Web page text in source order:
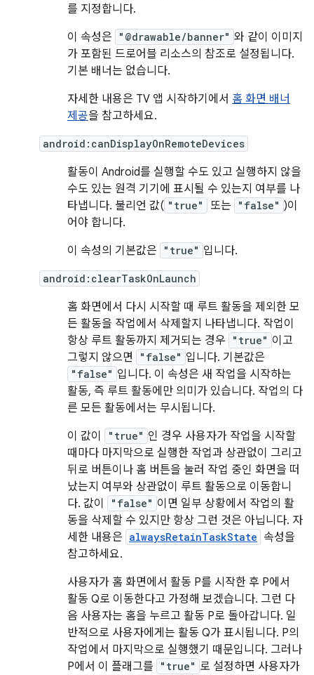
를 지정합니다.
이 속성은
"@drawable/banner" 와 같이 이미지
가 포함된 드로어블 리소스의 참조로 설정됩니다.
기본 배너는 없습니다.
자세한 내용은 TV 앱 시작하기에서 홈 화면 배너
제공을 참고하세요.
android:canDisplayOnRemoteDevices
활동이 Android를 실행할 수도 있고 실행하지 않을
수도 있는 원격 기기에 표시될 수 있는지 여부를 나
타냅니다. 불리언 값( "true" 또는 "false" )이
어야 합니다.
이 속성의 기본값은
"true" 입니다.
android:clearTaskOnLaunch
홈 화면에서 다시 시작할 때 루트 활동을 제외한 모
든 활동을 작업에서 삭제할지 나타냅니다. 작업이
항상 루트 활동까지 제거되는 경우
"true" 이고
그렇지 않으면
"false" 입니다. 기본값은
"false" 입니다. 이 속성은 새 작업을 시작하는
활동, 즉 루트 활동에만 의미가 있습니다. 작업의 다
른 모든 활동에서는 무시됩니다.
이 값이
"true" 인 경우 사용자가 작업을 시작할
때마다 마지막으로 실행한 작업과 상관없이 그리고
뒤로 버튼이나 홈 버튼을 눌러 작업 중인 화면을 떠
났는지 여부와 상관없이 루트 활동으로 이동합니
다. 값이
"false" 이면 일부 상황에서 작업의 활
동을 삭제할 수 있지만 항상 그런 것은 아닙니다. 자
세한 내용은 alwaysRetainTaskState 속성을
참고하세요.
사용자가 홈 화면에서 활동 P를 시작한 후 P에서
활동 Q로 이동한다고 가정해 보겠습니다. 그런 다
음 사용자는 홈을 누르고 활동 P로 돌아갑니다. 일
반적으로 사용자에게는 활동 Q가 표시됩니다. P의
작업에서 마지막으로 실행했기 때문입니다. 그러나
P에서 이 플래그를
"true" 로 설정하면 사용자가